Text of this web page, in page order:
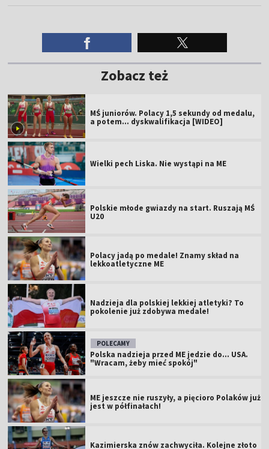
Zobacz też
MŚ juniorów. Polacy 1,5 sekundy od medalu,
a potem... dyskwalifikacja [WIDEO]
Wielki pech Liska. Nie wystąpi na ME
Polskie młode gwiazdy na start. Ruszają MŚ
U20
Polacy jadą po medale! Znamy skład na
lekkoatletyczne ME
Nadzieja dla polskiej lekkiej atletyki? To
pokolenie już zdobywa medale!
POLECAMY
Polska nadzieja przed ME jedzie do... USA.
"Wracam, żeby mieć spokój"
ME jeszcze nie ruszyły, a pięcioro Polaków już
jest w półfinałach!
Kazimierska znów zachwyciła. Kolejne złoto